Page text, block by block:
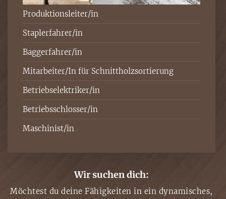
Produktionsleiter/in
Staplerfahrer/in
Baggerfahrer/in
Mitarbeiter/In für Schnittholzsortierung
Betriebselektriker/in
Betriebsschlosser/in
Maschinist/in
Wir suchen dich:
Möchtest du deine Fähigkeiten in ein dynamisches,